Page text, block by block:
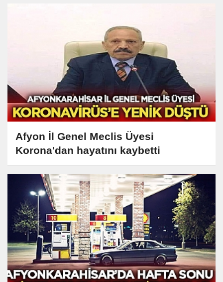
Afyon İl Genel Meclis Üyesi
Korona'dan hayatını kaybetti